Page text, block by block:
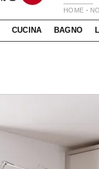
HOME -
CUCINA BAGNO